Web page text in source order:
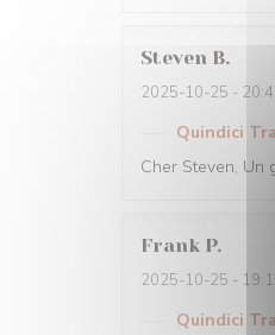
Steven B
2025-10-25 -
Quindici
Cher Steven, Un
Frank P
2025-10-25 -
Quindici